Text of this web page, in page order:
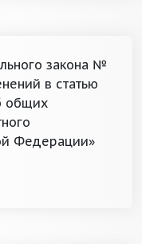
закона №
в статью
общих
Федерации»